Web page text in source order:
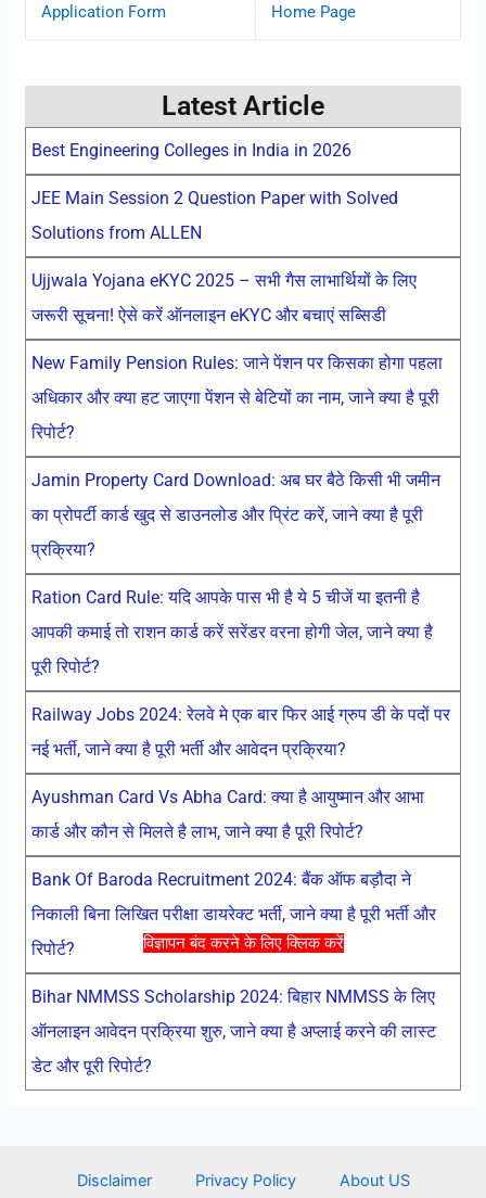
विज्ञापन बंद करने के लिए क्लिक करें
Application Form Home Page
Latest Article
Best Engineering Colleges in India in 2026
JEE Main Session 2 Question Paper with Solved
Solutions from ALLEN
Ujjwala Yojana eKYC 2025 – सभी गैस लाभार्थियों के लिए
जरूरी सूचना! ऐसे करें ऑनलाइन eKYC और बचाएं सब्सिडी
New Family Pension Rules: जाने पेंशन पर किसका होगा पहला
अधिकार और क्या हट जाएगा पेंशन से बेटियों का नाम, जाने क्या है पूरी
रिपोर्ट?
Jamin Property Card Download: अब घर बैठे किसी भी जमीन
का प्रोपर्टी कार्ड खुद से डाउनलोड और प्रिंट करें, जाने क्या है पूरी
प्रक्रिया?
Ration Card Rule: यदि आपके पास भी है ये 5 चीजें या इतनी है
आपकी कमाई तो राशन कार्ड करें सरेंडर वरना होगी जेल, जाने क्या है
पूरी रिपोर्ट?
Railway Jobs 2024: रेलवे मे एक बार फिर आई ग्रुप डी के पदों पर
नई भर्ती, जाने क्या है पूरी भर्ती और आवेदन प्रक्रिया?
Ayushman Card Vs Abha Card: क्या है आयुष्मान और आभा
कार्ड और कौन से मिलते है लाभ, जाने क्या है पूरी रिपोर्ट?
Bank Of Baroda Recruitment 2024: बैंक ऑफ बड़ौदा ने
निकाली बिना लिखित परीक्षा डायरेक्ट भर्ती, जाने क्या है पूरी भर्ती और
रिपोर्ट?
Bihar NMMSS Scholarship 2024: बिहार NMMSS के लिए
ऑनलाइन आवेदन प्रक्रिया शुरु, जाने क्या है अप्लाई करने की लास्ट
डेट और पूरी रिपोर्ट?
Disclaimer Privacy Policy
About US